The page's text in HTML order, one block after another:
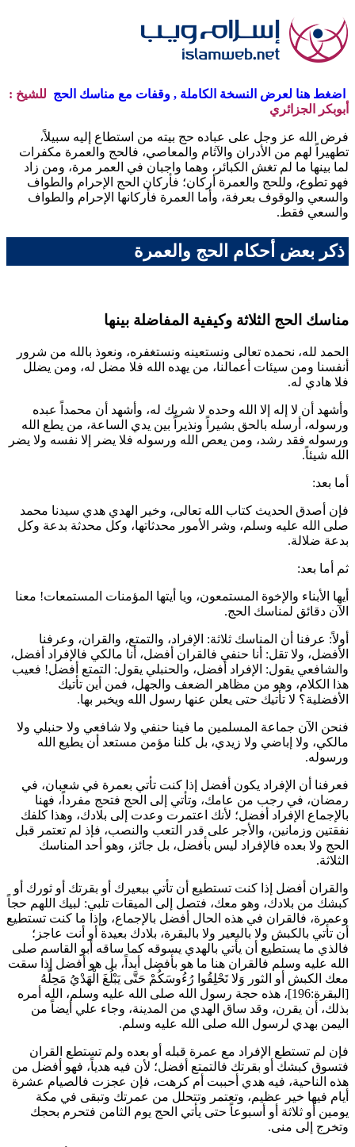
اضغط هنا لعرض النسخة الكاملة , وقفات مع مناسك الحج للشيخ :
أبوبكر الجزائري
فرض الله عز وجل على عباده حج بيته من استطاع إليه سبيلاً،
تطهيراً لهم من الأدران والآثام والمعاصي، فالحج والعمرة مكفرات
لما بينها ما لم تغش الكبائر، وهما واجبان في العمر مرة، ومن زاد
فهو تطوع، وللحج والعمرة أركان؛ فأركان الحج الإحرام والطواف
والسعي والوقوف بعرفة، وأما العمرة فأركانها الإحرام والطواف
والسعي فقط.
ذكر بعض أحكام الحج والعمرة
مناسك الحج الثلاثة وكيفية المفاضلة بينها
الحمد لله، نحمده تعالى ونستعينه ونستغفره، ونعوذ بالله من شرور
أنفسنا ومن سيئات أعمالنا، من يهده الله فلا مضل له، ومن يضلل
فلا هادي له.
وأشهد أن لا إله إلا الله وحده لا شريك له، وأشهد أن محمداً عبده
ورسوله، أرسله بالحق بشيراً ونذيراً بين يدي الساعة، من يطع الله
ورسوله فقد رشد، ومن يعص الله ورسوله فلا يضر إلا نفسه ولا يضر
الله شيئاً.
أما بعد:
فإن أصدق الحديث كتاب الله تعالى، وخير الهدي هدي سيدنا محمد
صلى الله عليه وسلم، وشر الأمور محدثاتها، وكل محدثة بدعة وكل
بدعة ضلالة.
ثم أما بعد:
أيها الأبناء والإخوة المستمعون، ويا أيتها المؤمنات المستمعات! معنا
الآن دقائق لمناسك الحج.
أولاً: عرفنا أن المناسك ثلاثة: الإفراد، والتمتع، والقران، وعرفنا
الأفضل، ولا تقل: أنا حنفي فالقران أفضل، أنا مالكي فالإفراد أفضل،
والشافعي يقول: الإفراد أفضل، والحنبلي يقول: التمتع أفضل! فعيب
هذا الكلام، وهو من مظاهر الضعف والجهل، فمن أين تأتيك
الأفضلية؟ لا تأتيك حتى يعلن عنها رسول الله ويخبر بها.
فنحن الآن جماعة المسلمين ما فينا حنفي ولا شافعي ولا حنبلي ولا
مالكي، ولا إباضي ولا زيدي، بل كلنا مؤمن مستعد أن يطيع الله
ورسوله.
فعرفنا أن الإفراد يكون أفضل إذا كنت تأتي بعمرة في شعبان، في
رمضان، في رجب من عامك، وتأتي إلى الحج فتحج مفرداً، فهنا
بالإجماع الإفراد أفضل؛ لأنك اعتمرت وعدت إلى بلادك، وهذا كلفك
نفقتين وزمانين، والأجر على قدر التعب والنصب، فإذ لم تعتمر قبل
الحج ولا بعده فالإفراد ليس بأفضل، بل جائز، وهو أحد المناسك
الثلاثة.
والقران أفضل إذا كنت تستطيع أن تأتي ببعيرك أو بقرتك أو ثورك أو
كبشك من بلادك، وهو معك، فتصل إلى الميقات تلبي: لبيك اللهم حجاً
وعمرة، فالقران في هذه الحال أفضل بالإجماع، وإذا ما كنت تستطيع
أن تأتي بالكبش ولا بالبعير ولا بالبقرة، بلادك بعيدة أو أنت عاجز؛
فالذي ما يستطيع أن يأتي بالهدي يسوقه كما ساقه أبو القاسم صلى
الله عليه وسلم فالقران هنا ما هو بأفضل أبداً، بل هو أفضل إذا سقت
معك الكبش أو الثور وَلا تَحْلِقُوا رُءُوسَكُمْ حَتَّى يَبْلُغَ الْهَدْيُ مَحِلَّهُ
[البقرة:196]، هذه حجة رسول الله صلى الله عليه وسلم، الله أمره
بذلك، أن يقرن، وقد ساق الهدي من المدينة، وجاء علي أيضاً من
اليمن بهدي لرسول الله صلى الله عليه وسلم.
فإن لم تستطع الإفراد مع عمرة قبله أو بعده ولم تستطع القران
فتسوق كبشك أو بقرتك فالتمتع أفضل؛ لأن فيه هدياً، فهو أفضل من
هذه الناحية، فيه هدي أحببت أم كرهت، فإن عجزت فالصيام عشرة
أيام فيها خير عظيم، وتعتمر وتتحلل من عمرتك وتبقى في مكة
يومين أو ثلاثة أو أسبوعاً حتى يأتي الحج يوم الثامن فتحرم بحجك
وتخرج إلى منى.